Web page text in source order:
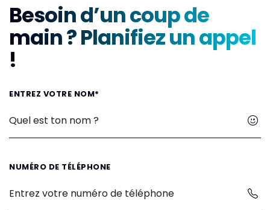
Besoin d’un coup de
main ? Planifiez un appel
!
ENTREZ VOTRE NOM*
NUMÉRO DE TÉLÉPHONE